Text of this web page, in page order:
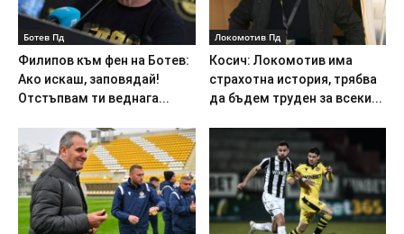
Ботев Пд
Филипов към фен на Ботев:
Ако искаш, заповядай!
Отстъпвам ти веднага...
Локомотив Пд
Косич: Локомотив има
страхотна история, трябва
да бъдем труден за всеки...